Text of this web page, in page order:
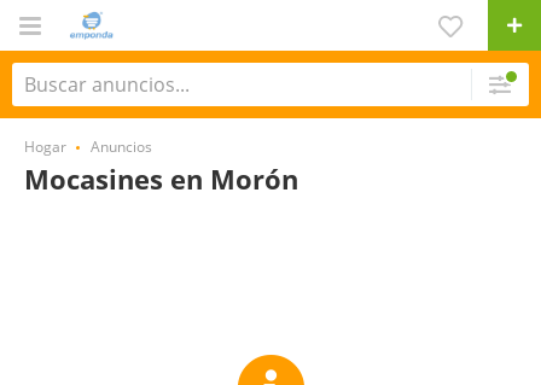
Hogar Anuncios
Mocasines en Morón